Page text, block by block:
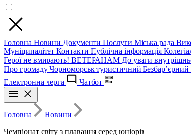
Головна Новини Документи Послуги Міська рада
Муніципалітет Контакти Публічна інформація
Герої не вмирають! ВЕТЕРАНАМ До уваги
Про громаду Чорноморськ туристичний Безбар’єрний
Електронна черга
Чатбот
Головна
Новини
Чемпіонат світу з плавання серед юніорів